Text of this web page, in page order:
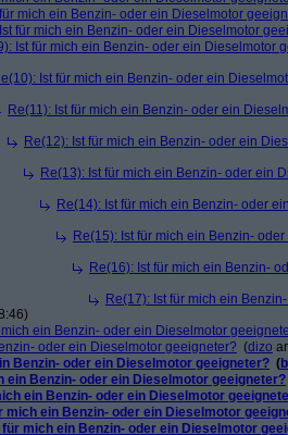
mich ein Benzin- oder ein Dieselmotor
für mich ein Benzin- oder ein Dieselmotor
Ist für mich ein Benzin- oder ein Dieselmotor
Ist für mich ein Benzin- oder ein
Re(11): Ist für mich ein Benzin- oder ein
Re(12): Ist für mich ein Benzin- oder ein
Re(13): Ist für mich ein Benzin- oder ein
Re(14): Ist für mich ein Benzin- oder
Re(15): Ist für mich ein Benzin-
Re(16): Ist für mich ein Benzin-
Re(17): Ist für mich ein
mich ein Benzin- oder ein Dieselmotor
oder ein Dieselmotor geeigneter? (dizo
Benzin- oder ein Dieselmotor geeigneter? (
ein Benzin- oder ein Dieselmotor geeigneter?
ein Benzin- oder ein Dieselmotor
mich ein Benzin- oder ein Dieselmotor
für mich ein Benzin- oder ein Dieselmotor